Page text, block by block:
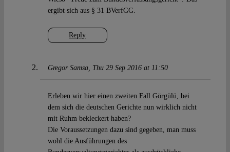
Reply
ergibt sich aus § 31 BVerfGG.
Gregor Samsa Thu 29 Sep 2016 at 11:50
Erleben wir hier einen zweiten Fall Görgülü, bei
dem sich die deutschen Gerichte nun wirklich nicht
mit Ruhm bekleckert haben?
Die Voraussetzungen dazu sind gegeben, man muss
wohl die Ausführungen des